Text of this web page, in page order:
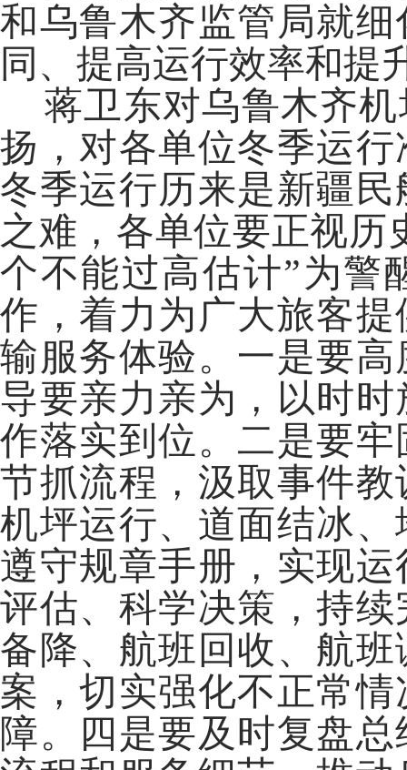
和乌鲁木齐监管局就
同、提高运行效率和提
蒋卫东对乌鲁木齐机
扬，对各单位冬季运
冬季运行历来是新疆
之难，各单位要正视历
个不能过高估计”为警
作，着力为广大旅客
输服务体验。一是要
导要亲力亲为，以时
作落实到位。二是要
节抓流程，汲取事件
机坪运行、道面结冰
遵守规章手册，实现
评估、科学决策，持
备降、航班回收、航
案，切实强化不正常
障。四是要及时复盘